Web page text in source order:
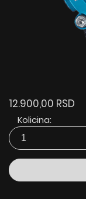
12.900,00 RSD
Kolicina: